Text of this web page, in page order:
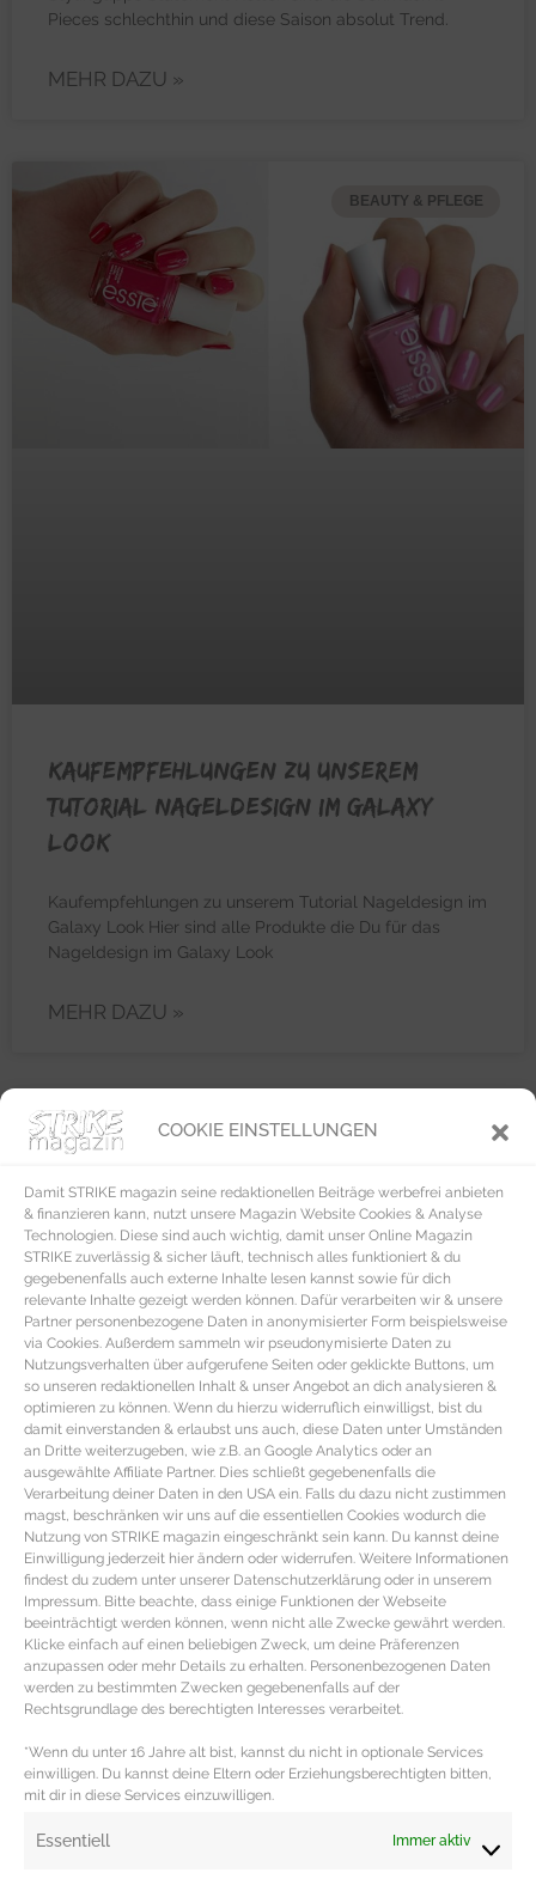
COOKIE EINSTELLUNGEN
Damit STRIKE magazin seine redaktionellen Beiträge werbefrei anbieten
& finanzieren kann, nutzt unsere Magazin Website Cookies & Analyse
Technologien. Diese sind auch wichtig, damit unser Online Magazin
STRIKE zuverlässig & sicher läuft, technisch alles funktioniert & du
gegebenenfalls auch externe Inhalte lesen kannst sowie für dich
relevante Inhalte gezeigt werden können. Dafür verarbeiten wir & unsere
Partner personenbezogene Daten in anonymisierter Form beispielsweise
via Cookies. Außerdem sammeln wir pseudonymisierte Daten zu
Nutzungsverhalten über aufgerufene Seiten oder geklickte Buttons, um
so unseren redaktionellen Inhalt & unser Angebot an dich analysieren &
optimieren zu können. Wenn du hierzu widerruflich einwilligst, bist du
damit einverstanden & erlaubst uns auch, diese Daten unter Umständen
an Dritte weiterzugeben, wie z.B. an Google Analytics oder an
ausgewählte Affiliate Partner. Dies schließt gegebenenfalls die
Verarbeitung deiner Daten in den USA ein. Falls du dazu nicht zustimmen
magst, beschränken wir uns auf die essentiellen Cookies wodurch die
Nutzung von STRIKE magazin eingeschränkt sein kann. Du kannst deine
Einwilligung jederzeit hier ändern oder widerrufen. Weitere Informationen
findest du zudem unter unserer Datenschutzerklärung oder in unserem
Impressum. Bitte beachte, dass einige Funktionen der Webseite
beeinträchtigt werden können, wenn nicht alle Zwecke gewährt werden.
Klicke einfach auf einen beliebigen Zweck, um deine Präferenzen
anzupassen oder mehr Details zu erhalten. Personenbezogenen Daten
werden zu bestimmten Zwecken gegebenenfalls auf der
Rechtsgrundlage des berechtigten Interesses verarbeitet.
*Wenn du unter 16 Jahre alt bist, kannst du nicht in optionale Services
einwilligen. Du kannst deine Eltern oder Erziehungsberechtigten bitten,
mit dir in diese Services einzuwilligen.
Essentiell Immer aktiv
Pieces schlechthin und diese Saison absolut Trend.
MEHR DAZU »
BEAUTY & PFLEGE
Kaufempfehlungen zu unserem
Tutorial Nageldesign im Galaxy
Look
Kaufempfehlungen zu unserem Tutorial Nageldesign im
Galaxy Look Hier sind alle Produkte die Du für das
Nageldesign im Galaxy Look
MEHR DAZU »
BEAUTY & PFLEGE
BEAUTY TUTORIAL – Nail Art im Galaxy
Beauty Tutorial für Nail Art im Galaxy Look STEP BY
LOOK STEP 1Alle Utensilien